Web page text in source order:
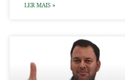
LER MAIS »